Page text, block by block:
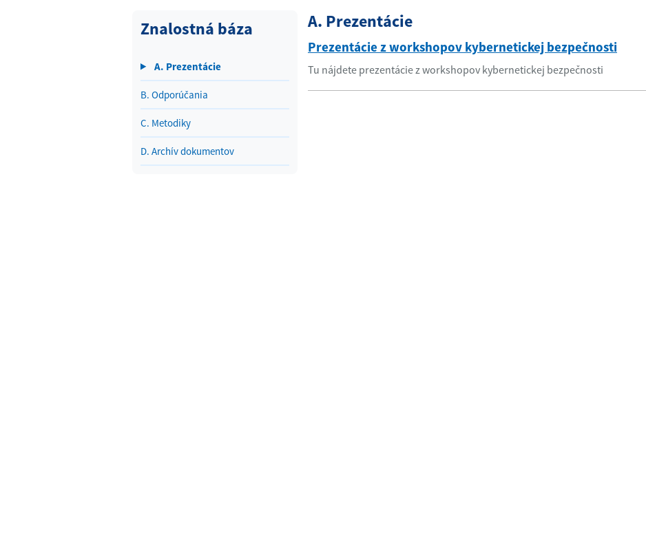
Znalostná báza
A. Prezentácie
B. Odporúčania
C. Metodiky
D. Archív dokumentov
A. Prezentácie
Prezentácie z workshopov kybernetickej bezpečnosti
Tu nájdete prezentácie z workshopov kybernetickej bezpečnosti